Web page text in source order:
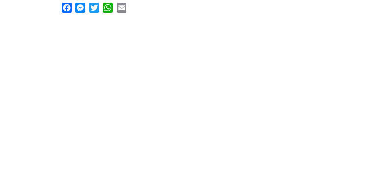
FacebookMessenger
TwitterWhatsApp